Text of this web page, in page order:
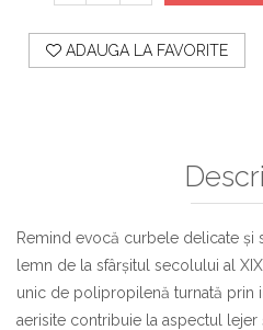
ADAUGA LA FAVORITE
Remind evocă curbele delicate și
lemn de la sfârșitul secolului al
unic de polipropilenă turnată prin
aerisite contribuie la aspectul